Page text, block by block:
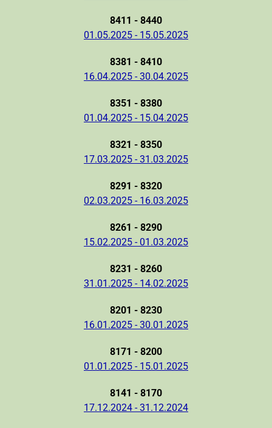
8411 - 8440
01.05.2025 - 15.05.2025
8381 - 8410
16.04.2025 - 30.04.2025
8351 - 8380
01.04.2025 - 15.04.2025
8321 - 8350
17.03.2025 - 31.03.2025
8291 - 8320
02.03.2025 - 16.03.2025
8261 - 8290
15.02.2025 - 01.03.2025
8231 - 8260
31.01.2025 - 14.02.2025
8201 - 8230
16.01.2025 - 30.01.2025
8171 - 8200
01.01.2025 - 15.01.2025
8141 - 8170
17.12.2024 - 31.12.2024